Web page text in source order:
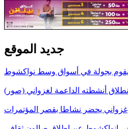
جديد الموقع
بجولة في أسواق وسط نواكشوط
أنشطته الداعمة لغزواني (صور)
غزواني يحضر نشاطا بقصر المؤتمرات